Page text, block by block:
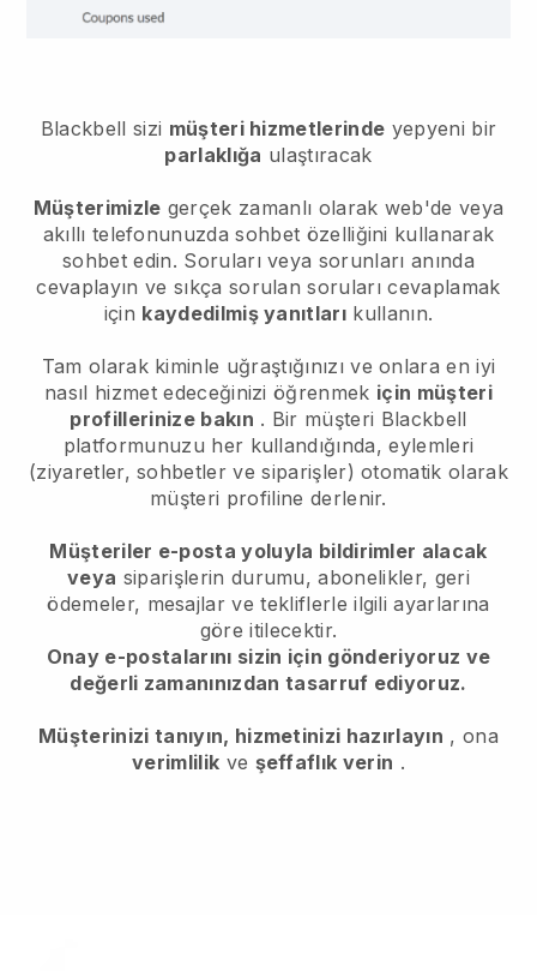
Blackbell sizi müşteri hizmetlerinde yepyeni bir
parlaklığa ulaştıracak
Müşterimizle gerçek zamanlı olarak web'de veya
akıllı telefonunuzda sohbet özelliğini kullanarak
sohbet edin. Soruları veya sorunları anında
cevaplayın ve sıkça sorulan soruları cevaplamak
için kaydedilmiş yanıtları kullanın.
Tam olarak kiminle uğraştığınızı ve onlara en iyi
nasıl hizmet edeceğinizi öğrenmek için müşteri
profillerinize bakın . Bir müşteri Blackbell
platformunuzu her kullandığında, eylemleri
(ziyaretler, sohbetler ve siparişler) otomatik olarak
müşteri profiline derlenir.
Müşteriler e-posta yoluyla bildirimler alacak
veya siparişlerin durumu, abonelikler, geri
ödemeler, mesajlar ve tekliflerle ilgili ayarlarına
göre itilecektir.
Onay e-postalarını sizin için gönderiyoruz ve
değerli zamanınızdan tasarruf ediyoruz.
Müşterinizi tanıyın, hizmetinizi hazırlayın , ona
verimlilik ve şeffaflık verin .